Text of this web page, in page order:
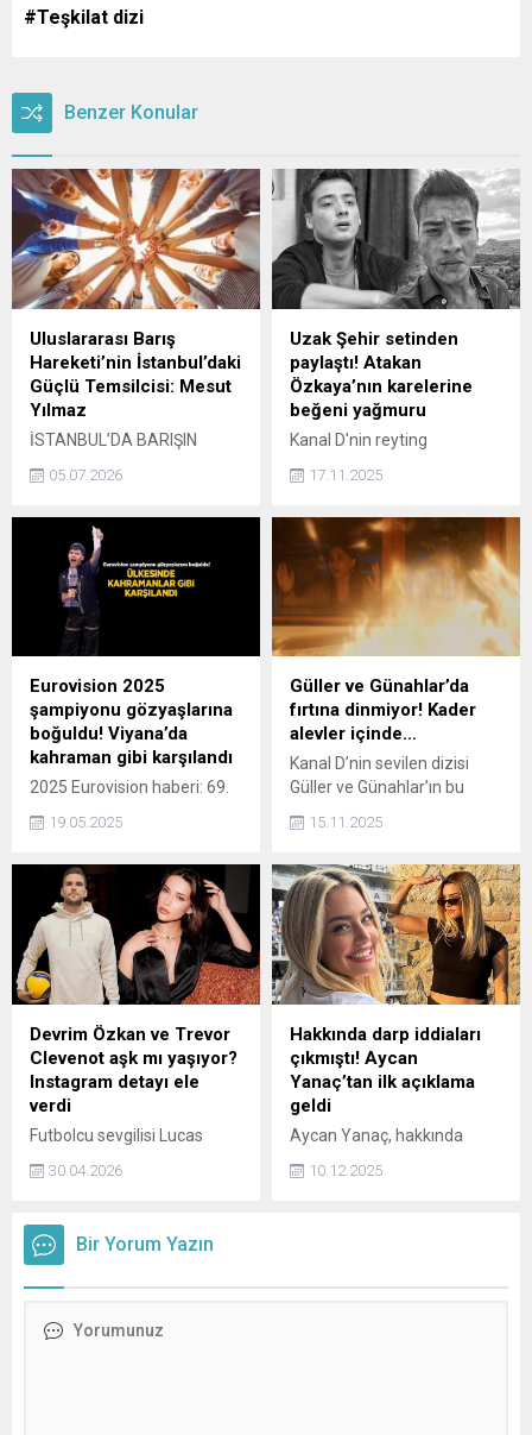
#Teşkilat dizi
Benzer Konular
Uluslararası Barış
Hareketi’nin İstanbul’daki
Güçlü Temsilcisi: Mesut
Yılmaz
İSTANBUL’DA BARIŞIN
YILMAZ İstanbul’da
Uluslararası Barış Hareketi
Sivil Toplum Kuruluşu,
toplumsal uyum ve küresel
barış vizyonuyla dikkat
çekmeye devam ediyor.
Kuruluşun İstanbul İl Şube
Başkanı MESUT YILMAZ,
barışın yalnızca bir ideal
değil, insanlık için zorunlu bir
yaşam biçimi olduğuna
vurgu yaparak önemli
mesajlar verdi. Uluslararası...
05.07.2026
Uzak Şehir setinden
paylaştı! Atakan
Özkaya’nın karelerine
beğeni yağmuru
Kanal D'nin reyting
Şehir'de Kaya karakterini
Özkaya'nın set
paylaşımlarına kısa sürede
beğeni yağdı.
17.11.2025
Eurovision 2025
şampiyonu gözyaşlarına
boğuldu! Viyana’da
kahraman gibi karşılandı
2025 Eurovision haberi: 69.
Eurovision şarkı yarışmasını
Avusturya'dan Johannes
Viyana'da kahramanlar gibi
karşılandı. İşte o anlar...
19.05.2025
Güller ve Günahlar’da
fırtına dinmiyor! Kader
alevler içinde…
Kanal D’nin sevilen dizisi
Güller ve Günahlar’ın bu
akşam ekrana gelecek yeni
bölümünde gerilim
15.11.2025
Devrim Özkan ve Trevor
Clevenot aşk mı yaşıyor?
Instagram detayı ele
verdi
Futbolcu sevgilisi Lucas
barışık aşk yaşayan oyuncu
sonrası voleybolcu Trevor
Clevenot ile birlikte olduğu
devam ediyor. İkilinin
30.04.2026
Hakkında darp iddiaları
çıkmıştı! Aycan
Yanaç’tan ilk açıklama
geldi
Aycan Yanaç, hakkında
iddialarına ilişkin sessizliğini
10.12.2025
Bir Yorum Yazın